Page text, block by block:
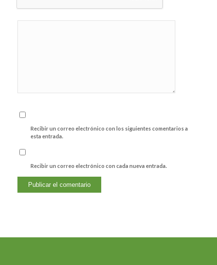
Recibir un correo electrónico con los siguientes comentarios a
esta entrada.
Recibir un correo electrónico con cada nueva entrada.